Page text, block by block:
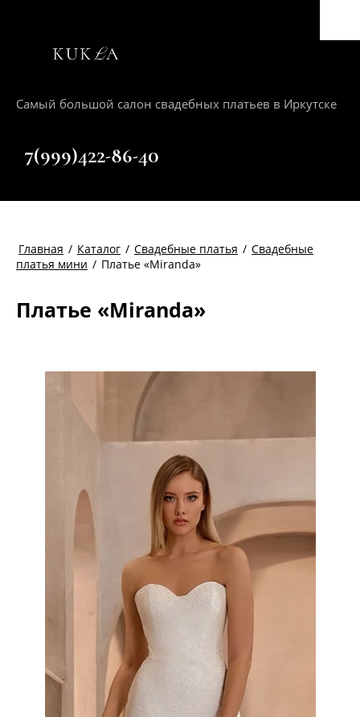
Самый большой салон свадебных платьев в Иркутске
+7(999)422-86-40
Главная / Каталог / Свадебные платья / Свадебные
платья мини / Платье «Miranda»
Платье «Miranda»